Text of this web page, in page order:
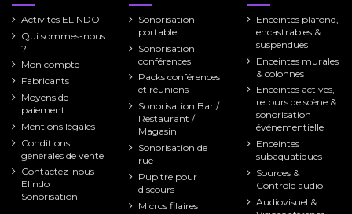
Activités ELINDO
Qui sommes-nous
?
Mon compte
Fabricants
Moyens de
paiement
Mentions légales
Conditions
générales de vente
Contactez-nous -
Elindo
Sonorisation
Sonorisation
portable
Sonorisation
conférences
Packs conférences
et réunions
Sonorisation Bar /
Restaurant /
Magasin
Sonorisation de
rue
Pupitre pour
discours
Micros filaires
Enceintes plafond,
encastrables &
suspendues
Enceintes murales
& colonnes
Enceintes actives,
retours de scène &
sonorisation
événementielle
Enceintes
subaquatiques
Sources &
Contrôle audio
Audiovisuel &